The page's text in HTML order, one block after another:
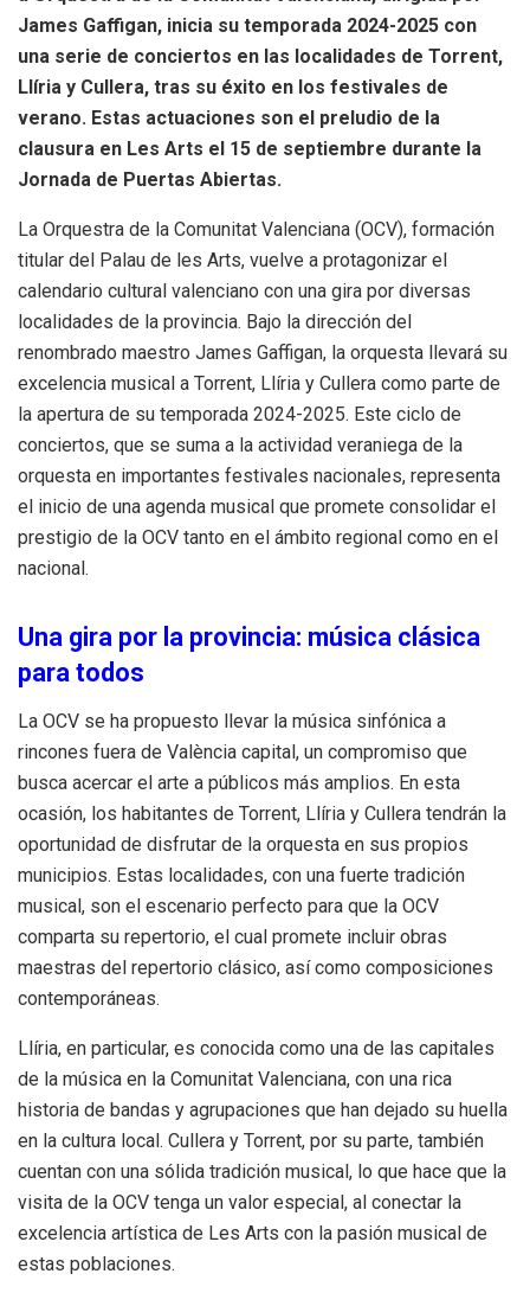
James Gaffigan, inicia su temporada 2024-2025 con
una serie de conciertos en las localidades de Torrent,
Llíria y Cullera, tras su éxito en los festivales de
verano. Estas actuaciones son el preludio de la
clausura en Les Arts el 15 de septiembre durante la
Jornada de Puertas Abiertas.
La Orquestra de la Comunitat Valenciana (OCV), formación
titular del Palau de les Arts, vuelve a protagonizar el
calendario cultural valenciano con una gira por diversas
localidades de la provincia. Bajo la dirección del
renombrado maestro James Gaffigan, la orquesta llevará su
excelencia musical a Torrent, Llíria y Cullera como parte de
la apertura de su temporada 2024-2025. Este ciclo de
conciertos, que se suma a la actividad veraniega de la
orquesta en importantes festivales nacionales, representa
el inicio de una agenda musical que promete consolidar el
prestigio de la OCV tanto en el ámbito regional como en el
nacional.
Una gira por la provincia: música clásica
para todos
La OCV se ha propuesto llevar la música sinfónica a
rincones fuera de València capital, un compromiso que
busca acercar el arte a públicos más amplios. En esta
ocasión, los habitantes de Torrent, Llíria y Cullera tendrán la
oportunidad de disfrutar de la orquesta en sus propios
municipios. Estas localidades, con una fuerte tradición
musical, son el escenario perfecto para que la OCV
comparta su repertorio, el cual promete incluir obras
maestras del repertorio clásico, así como composiciones
contemporáneas.
Llíria, en particular, es conocida como una de las capitales
de la música en la Comunitat Valenciana, con una rica
historia de bandas y agrupaciones que han dejado su huella
en la cultura local. Cullera y Torrent, por su parte, también
cuentan con una sólida tradición musical, lo que hace que la
visita de la OCV tenga un valor especial, al conectar la
excelencia artística de Les Arts con la pasión musical de
estas poblaciones.